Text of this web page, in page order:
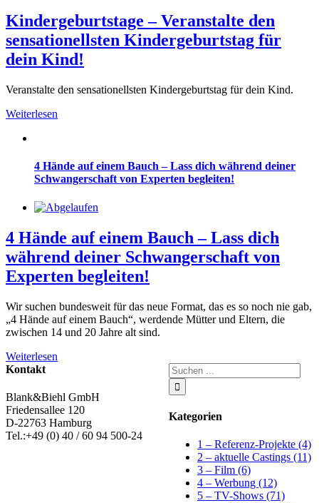
Kindergeburtstage – Veranstalte den
sensationellsten Kindergeburtstag für
dein Kind!
Veranstalte den sensationellsten Kindergeburtstag für dein Kind.
Weiterlesen
4 Hände auf einem Bauch – Lass dich während deiner
Schwangerschaft von Experten begleiten!
4 Hände auf einem Bauch – Lass dich
während deiner Schwangerschaft von
Experten begleiten!
Wir suchen bundesweit für das neue Format, das es so noch nie gab,
„4 Hände auf einem Bauch“, werdende Mütter und Eltern, die
zwischen 14 und 20 Jahre alt sind.
Weiterlesen
Suchen
...
Kategorien
1 – Referenz-Projekte (4)
2 – aktuelle Castings (11)
3 – Film (6)
4 – Werbung (12)
5 – TV-Shows (71)
Kontakt
Blank&Biehl GmbH
Friedensallee 120
D-22763 Hamburg
Tel.:+49 (0) 40 / 60 94 500-24